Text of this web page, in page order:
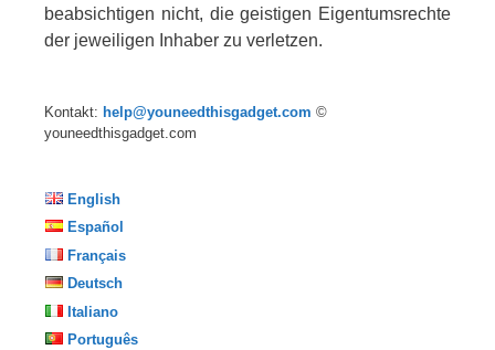
beabsichtigen nicht, die geistigen Eigentumsrechte
der jeweiligen Inhaber zu verletzen.
Kontakt: help@youneedthisgadget.com ©
youneedthisgadget.com
English
Español
Français
Deutsch
Italiano
Português